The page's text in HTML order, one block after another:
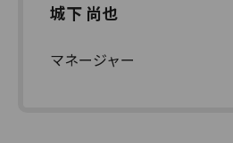
城下 尚也
マネージャー